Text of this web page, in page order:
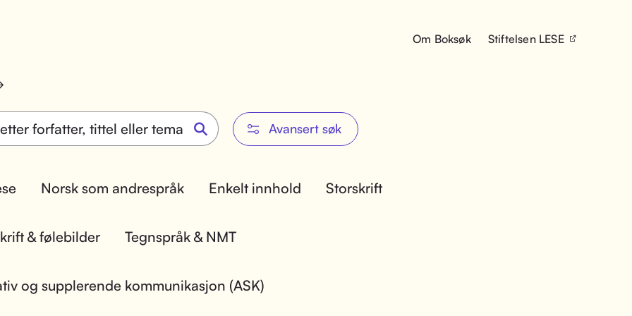
Om Boksøk Stiftelsen LESE
Avansert søk
Norsk som andrespråk Enkelt innhold Storskrift
& følebilder Tegnspråk & NMT
og supplerende kommunikasjon (ASK)